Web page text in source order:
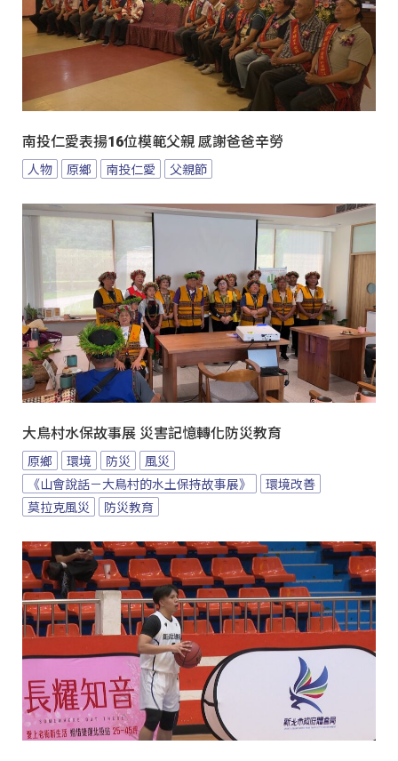
南投仁愛表揚16位模範父親 感謝爸爸辛勞
人物 原鄉 南投仁愛 父親節
大鳥村水保故事展 災害記憶轉化防災教育
原鄉 環境 防災
風災
《山會說話－大鳥村的水土保持故事展》
環境改善
莫拉克風災
防災教育